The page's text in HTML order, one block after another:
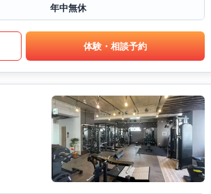
年中無休
体験・相談予約